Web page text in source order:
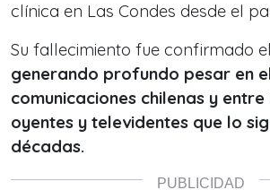
clínica en Las Condes desde el
Su fallecimiento fue confirmado
generando profundo pesar en
comunicaciones chilenas y
oyentes y televidentes que lo
décadas.